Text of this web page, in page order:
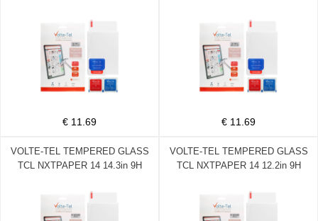
€ 11.69 € 11.69
VOLTE-TEL TEMPERED GLASS
TCL NXTPAPER 14 14.3in 9H
VOLTE-TEL TEMPERED GLASS
TCL NXTPAPER 14 12.2in 9H